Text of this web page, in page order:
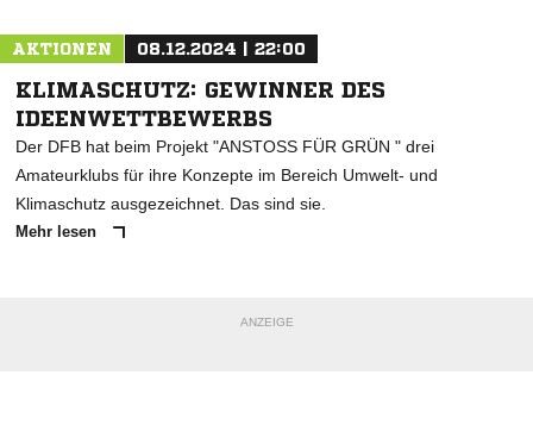
AKTIONEN 08.12.2024 | 22:00
KLIMASCHUTZ: GEWINNER DES
IDEENWETTBEWERBS
Der DFB hat beim Projekt "ANSTOSS FÜR GRÜN " drei
Amateurklubs für ihre Konzepte im Bereich Umwelt- und
Klimaschutz ausgezeichnet. Das sind sie.
Mehr lesen
ANZEIGE